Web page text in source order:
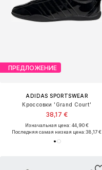
ПРЕДЛОЖЕНИЕ
ADIDAS SPORTSWEAR
Кроссовки 'Grand Court'
38,17 €
Изначальная цена: 44,90 €
Последняя самая низкая цена:38,17 €